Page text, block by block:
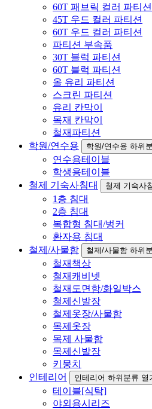
60T 패브릭 컬러 파티션
45T 우드 컬러 파티션
60T 우드 컬러 파티션
파티션 부속품
30T 블럭 파티션
60T 블럭 파티션
올 유리 파티션
스크린 파티션
유리 칸막이
목재 칸막이
철재파티션
학원/연수용
학원/연수용 하위
연수용테이블
학생용테이블
철제 기숙사침대
철제 기숙사
1층 침대
2층 침대
복합형 침대/벙커
환자용 침대
철제/사물함
철제/사물함 하위
철재책상
철재캐비넷
철재도면함/화일박스
철제신발장
철제옷장/사물함
목제옷장
목제 사물함
목제신발장
키뭉치
인테리어
인테리어 하위분류 열
테이블[식탁]
야외용시리즈